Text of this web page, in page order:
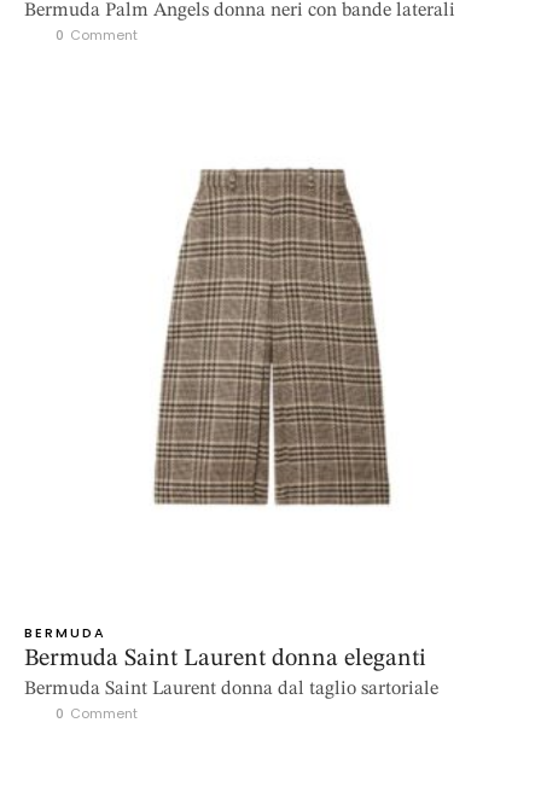
Bermuda Palm Angels donna neri con bande laterali
0 Comment
BERMUDA
Bermuda Saint Laurent donna eleganti
Bermuda Saint Laurent donna dal taglio sartoriale
0 Comment